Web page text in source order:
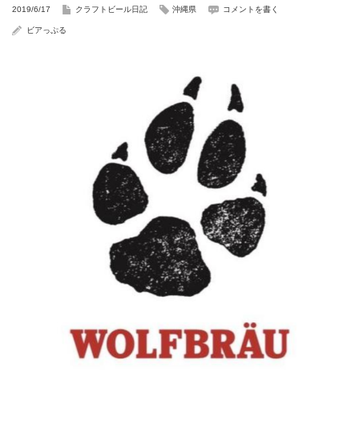
2019/6/17 クラフトビール日記 沖縄県 コメントを書く
ビアっぷる